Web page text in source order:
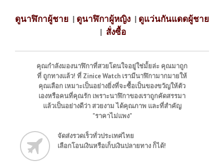
ดูนาฬิกาผู้ชาย | ดูนาฬิกาผู้หญิง | ดูแว่นกันแดดผู้ชาย
| สั่งซื้อ
คุณกำลังมองนาฬิกาที่สวยโดนใจอยู่ใช่มั้ยล่ะ คุณมาถูก
ที่ ถูกทางแล้ว! ที่ Zinice Watch เรามีนาฬิกามากมายให้
คุณเลือก เหมาะเป็นอย่างยิ่งที่จะซื้อเป็นของขวัญให้ตัว
เองหรือคนที่คุณรัก เพราะนาฬิกาของเราถูกคัดสรรมา
แล้วเป็นอย่างดีว่า สวยงาม ได้คุณภาพ และที่สำคัญ
"ราคาไม่แพง"
จัดส่งรวดเร็วทั่วประเทศไทย
เลือกโอนเงินหรือเก็บเงินปลายทาง ก็ได้!